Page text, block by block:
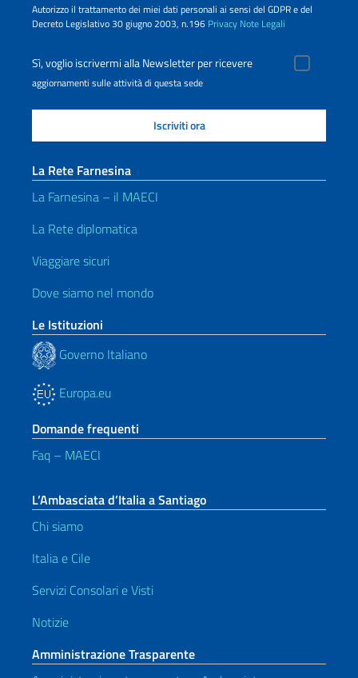
Autorizzo il trattamento dei miei dati personali ai sensi del GDPR e del
Decreto Legislativo 30 giugno 2003, n.196 Privacy Note Legali
Sì, voglio iscrivermi alla Newsletter per ricevere
aggiornamenti sulle attività di questa sede
La Rete Farnesina
La Farnesina – il MAECI
La Rete diplomatica
Viaggiare sicuri
Dove siamo nel mondo
Le Istituzioni
Governo Italiano
Europa.eu
Domande frequenti
Faq – MAECI
L’Ambasciata d’Italia a Santiago
Chi siamo
Italia e Cile
Servizi Consolari e Visti
Notizie
Amministrazione Trasparente